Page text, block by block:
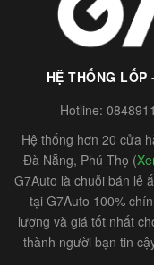
HỆ THỐNG LỐP
Hotline:
Hệ thống hơn 20 cửa
Đà Nẵng, Phú Thọ (
G7Auto là chuỗi bán lẻ
tại G7Auto 100%
lượng và giá tốt nhất
thành người bạn tin